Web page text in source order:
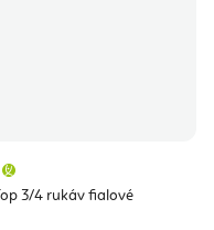
3/4 rukáv fialové
produktu
je